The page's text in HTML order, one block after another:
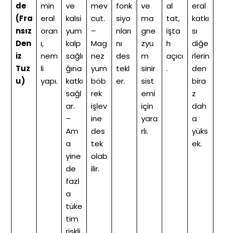
de
(Fra
nsız
Den
iz
Tuz
u)
min
eral
oran
ı,
nem
li
yapı.
ve
kalsi
yum
kalp
sağlı
ğına
katkı
sağl
ar.
–
Am
a
yine
de
fazl
a
tüke
tim
mev
cut.
–
Mag
nez
yum
böb
rek
işlev
ine
des
tek
olab
ilir.
fonk
siyo
nları
nı
des
tekl
er.
ve
ma
gne
zyu
m
sinir
sist
emi
için
yara
rlı.
al
tat,
işta
h
açıcı
.
eral
katkı
sı
diğe
rlerin
den
bira
z
dah
a
yüks
ek.